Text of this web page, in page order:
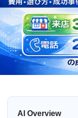
AI Overview